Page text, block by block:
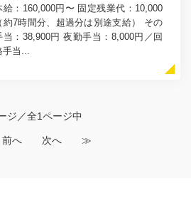
給：160,000円〜 固定残業代：10,000
約7時間分、超過分は別途支給） その
当：38,900円 夜勤手当：8,000円／回
当...
ジ／全1ページ中
前へ 次へ ≫